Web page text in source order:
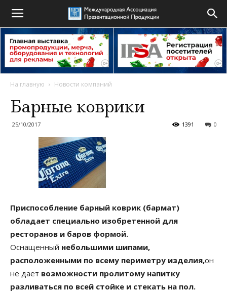
На главную Новости компаний
Барные коврики
25/10/2017 0
1391
Приспособление барный коврик (бармат)
обладает специально изобретенной для
ресторанов и баров формой.
Оснащенный небольшими шипами,
расположенными по всему периметру изделия,он
не дает возможности пролитому напитку
разливаться по всей стойке и стекать на пол.